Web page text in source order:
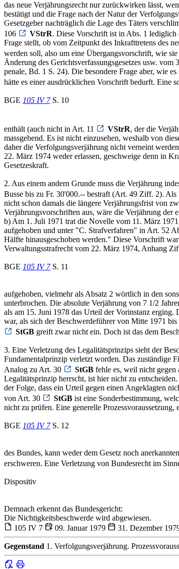
das neue Verjährungsrecht nur zurückwirken lässt,
bestätigt und die Frage nach der Natur der
Gesetzgeber nachträglich die Lage des Täters
106
VStrR. Diese Vorschrift ist in Abs. 1 lediglich
Frage stellt, ob vom Zeitpunkt des Inkrafttretens des
werden soll, also um eine Übergangsvorschrift, wie
Änderung des Gerichtsverfassungsgesetzes usw.
penale, Bd. 1 S. 24). Die besondere Frage aber, wie
hätte es einer ausdrücklichen Vorschrift bedurft. Eine
BGE 105 IV 7S. 10
enthält (auch nicht in Art. 11 VStrR, der die
massgebend. Es ist nicht einzusehen, weshalb von
daher die Verfolgungsverjährung nicht verneint
22. März 1974 weder erlassen, geschweige denn in
Gesetzeskraft.
2. Aus einem andern Grunde muss die Verjährung
Busse bis zu Fr. 30'000.-- bestraft (Art. 49 Ziff. 2).
nicht schon damals die längere Verjährungsfrist von
Verjährungsvorschriften aus, wäre die Verjährung der
b) Am 1. Juli 1971 trat die Novelle vom 11. März
aufgehoben und unter "C. Strafverfahren" in Art. 52
Hälfte hinausgeschoben werden." Diese Vorschrift
Verwaltungsstrafrecht vom 22. März 1974, Anhang
BGE 105 IV 7S. 11
aufgehoben, vielmehr als Absatz 2 wörtlich in den
unterbrochen. Die absolute Verjährung von 7 1/2
als am 15. Juni 1978 das Urteil der Vorinstanz
war, als sich der Beschwerdeführer von Mitte 1971
StGB greift zwar nicht ein. Doch ist das dem
3. Eine Verletzung des Legalitätsprinzips sieht der
Fundamentalprinzip verletzt worden. Das zuständige
Analog zu Art. 30
StGB fehle es, weil nicht gegen
Legalitätsprinzip herrscht, ist hier nicht zu
der Folge, dass ein Urteil gegen einen Angeklagten
von Art. 30
StGB ist eine Sonderbestimmung,
nicht zu prüfen. Eine generelle
BGE 105 IV 7S. 12
des Bundes, kann weder dem Gesetz noch
erschweren. Eine Verletzung von Bundesrecht im
Dispositiv
Demnach erkennt das Bundesgericht:
Die Nichtigkeitsbeschwerde wird abgewiesen.
105 IV 7
09. Januar 1979 31. Dezember
Gegenstand 1. Verfolgungsverjährung.